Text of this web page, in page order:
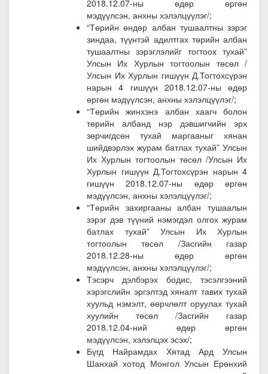
2018.12.07-ны өдөр өргөн
мэдүүлсэн, анхны хэлэлцүүлэг/;
“Төрийн өндөр албан тушаалтны зэрэг
зиндаа, түүнтэй адилтгах төрийн албан
тушаалтны зэрэглэлийг тогтоох тухай”
Улсын Их Хурлын тогтоолын төсөл /
Улсын Их Хурлын гишүүн Д.Тогтохсүрэн
нарын 4 гишүүн 2018.12.07-ны өдөр
өргөн мэдүүлсэн, анхны хэлэлцүүлэг/;
“Төрийн жинхэнэ албан хаагч болон
төрийн албанд нэр дэвшигчийн эрх
зөрчигдсөн тухай маргааныг хянан
шийдвэрлэх журам батлах тухай” Улсын
Их Хурлын тогтоолын төсөл /Улсын Их
Хурлын гишүүн Д.Тогтохсүрэн нарын 4
гишүүн 2018.12.07-ны өдөр өргөн
мэдүүлсэн, анхны хэлэлцүүлэг/;
“Төрийн захиргааны албан тушаалын
зэрэг дэв түүний нэмэгдэл олгох журам
батлах тухай” Улсын Их Хурлын
тогтоолын төсөл /Засгийн газар
2018.12.28-ны өдөр өргөн
мэдүүлсэн, анхны хэлэлцүүлэг/;
Тэсэрч дэлбэрэх бодис, тэсэлгээний
хэрэгслийн эргэлтэд хяналт тавих тухай
хуульд нэмэлт, өөрчлөлт оруулах тухай
хуулийн төсөл /Засгийн газар
2018.12.04-ний өдөр өргөн
мэдүүлсэн, хэлэлцэх эсэх/;
Бүгд Найрамдах Хятад Ард Улсын
Шанхай хотод Монгол Улсын Ерөнхий